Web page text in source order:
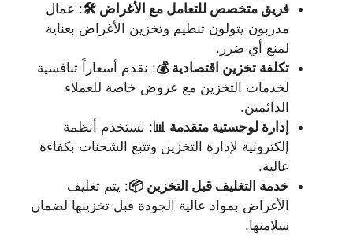
فريق متخصص للتعامل مع الأغراض 🛠️: عمال
مدربون يتولون تنظيم وتخزين الأغراض بعناية
لمنع أي ضرر.
تكلفة تخزين اقتصادية 💰: نقدم أسعاراً تنافسية
لخدمات التخزين مع عروض خاصة للعملاء
الدائمين.
إدارة لوجستية متقدمة 📊: نستخدم أنظمة
إلكترونية لإدارة التخزين وتتبع الشحنات بكفاءة
عالية.
خدمة التغليف قبل التخزين 📦: يتم تغليف
الأغراض بمواد عالية الجودة قبل تخزينها لضمان
سلامتها.